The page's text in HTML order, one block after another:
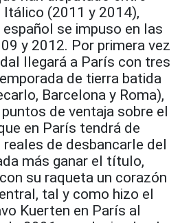
(2011 y 2014),
se impuso en las
y 2012. Por primera vez
llegará a París con tres
de tierra batida
Barcelona y Roma),
de ventaja sobre el
en París tendrá de
de desbancarle del
más ganar el título,
su raqueta un corazón
tal y como hizo el
Kuerten en París al